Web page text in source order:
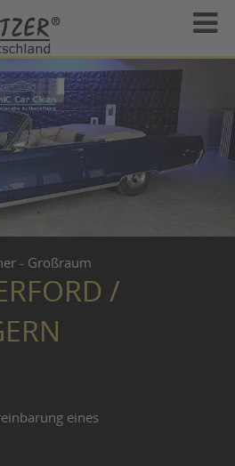
- Großraum
/
eines